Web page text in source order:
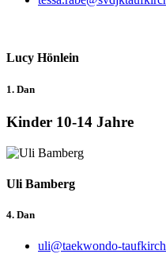
Lucy Hönlein
1. Dan
Kinder 10-14 Jahre
Uli Bamberg
4. Dan
uli@taekwondo-